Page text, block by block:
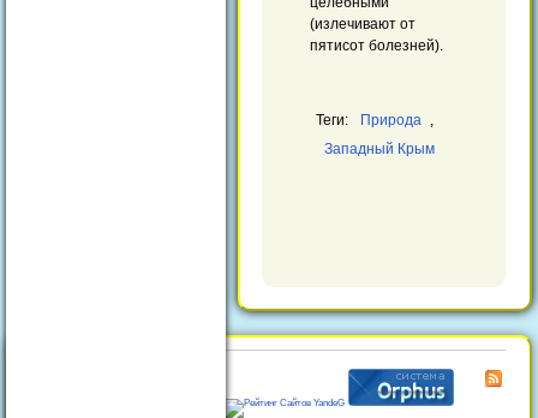
(излечивают от
пятисот болезней).
Теги: Природа ,
Западный Крым